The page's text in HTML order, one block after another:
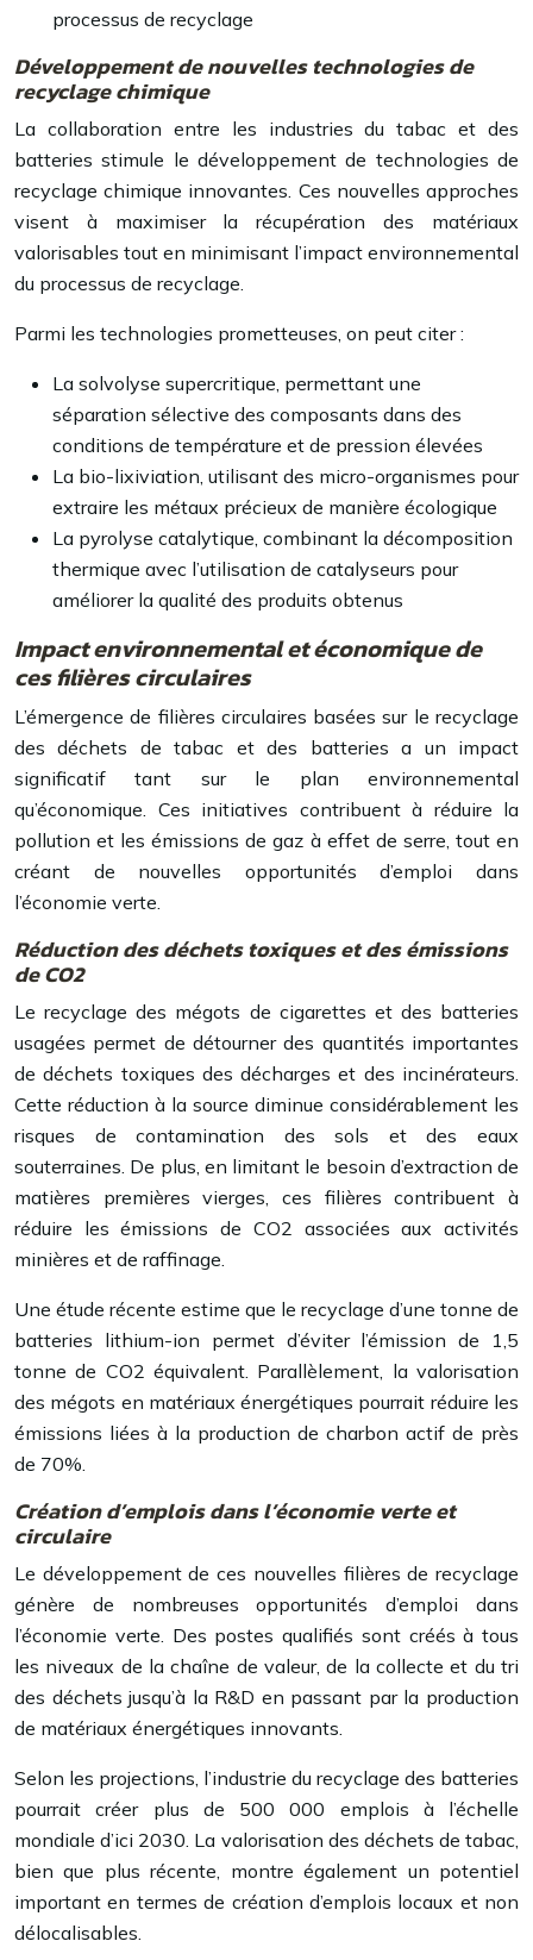
processus de recyclage
Développement de nouvelles technologies de
recyclage chimique
La collaboration entre les industries du tabac et des
batteries stimule le développement de technologies de
recyclage chimique innovantes. Ces nouvelles approches
visent à maximiser la récupération des matériaux
valorisables tout en minimisant l’impact environnemental
du processus de recyclage.
Parmi les technologies prometteuses, on peut citer :
La solvolyse supercritique, permettant une
séparation sélective des composants dans des
conditions de température et de pression élevées
La bio-lixiviation, utilisant des micro-organismes pour
extraire les métaux précieux de manière écologique
La pyrolyse catalytique, combinant la décomposition
thermique avec l’utilisation de catalyseurs pour
améliorer la qualité des produits obtenus
Impact environnemental et économique de
ces filières circulaires
L’émergence de filières circulaires basées sur le recyclage
des déchets de tabac et des batteries a un impact
significatif tant sur le plan environnemental
qu’économique. Ces initiatives contribuent à réduire la
pollution et les émissions de gaz à effet de serre, tout en
créant de nouvelles opportunités d’emploi dans
l’économie verte.
Réduction des déchets toxiques et des émissions
de CO2
Le recyclage des mégots de cigarettes et des batteries
usagées permet de détourner des quantités importantes
de déchets toxiques des décharges et des incinérateurs.
Cette réduction à la source diminue considérablement les
risques de contamination des sols et des eaux
souterraines. De plus, en limitant le besoin d’extraction de
matières premières vierges, ces filières contribuent à
réduire les émissions de CO2 associées aux activités
minières et de raffinage.
Une étude récente estime que le recyclage d’une tonne de
batteries lithium-ion permet d’éviter l’émission de 1,5
tonne de CO2 équivalent. Parallèlement, la valorisation
des mégots en matériaux énergétiques pourrait réduire les
émissions liées à la production de charbon actif de près
de 70%.
Création d’emplois dans l’économie verte et
circulaire
Le développement de ces nouvelles filières de recyclage
génère de nombreuses opportunités d’emploi dans
l’économie verte. Des postes qualifiés sont créés à tous
les niveaux de la chaîne de valeur, de la collecte et du tri
des déchets jusqu’à la R&D en passant par la production
de matériaux énergétiques innovants.
Selon les projections, l’industrie du recyclage des batteries
pourrait créer plus de 500 000 emplois à l’échelle
mondiale d’ici 2030. La valorisation des déchets de tabac,
bien que plus récente, montre également un potentiel
important en termes de création d’emplois locaux et non
délocalisables.